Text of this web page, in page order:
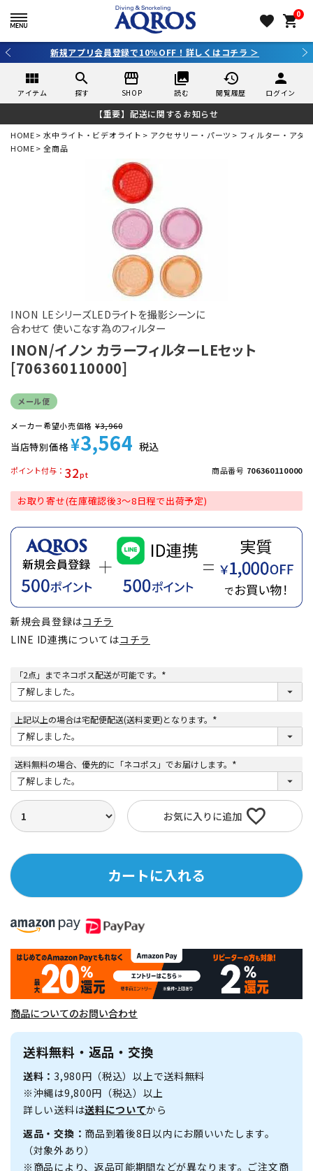
favorite 0
shopping_cart
新規アプリ会員登録で10％OFF！詳しくはコチラ ＞
view_module
アイテム
search
探す
storefront
SHOP
collections
読む
history
閲覧履歴
person
ログイン
【重要】配送に関するお知らせ
HOME 水中ライト・ビデオライト アクセサリー・パーツ
フィルター・アダ
HOME
全商品
INON LEシリーズLEDライトを撮影シーンに
合わせて 使いこなす為のフィルター
INON/イノン カラーフィルターLEセット
[706360110000]
メール便
メーカー希望小売価格 ¥3,960
当店特別価格 ¥3,564 税込
32
ポイント付与 商品番号 706360110000
お取り寄せ(在庫確認後3～8日程で出荷予定)
新規会員登録はコチラ
LINE ID連携についてはコチラ
「2点」までネコポス配送が可能です。
(
須
上記以上の場合は宅配便配送(送料変更)となります。
(
須
送料無料の場合、優先的に「ネコポス」でお届けします。
(
須
)
お気に入りに追加
カートに入れる
商品についてのお問い合わせ
送料無料・返品・交換
送料：3,980円（税込）以上で送料無料
※沖縄は9,800円（税込）以上
詳しい送料は送料についてから
返品・交換： 商品到着後8日以内にお願いいたします。
（対象外あり）
※商品により、返品可能期間などが異なります。ご注文商